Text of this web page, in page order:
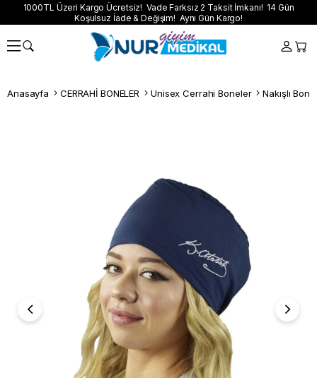
1000TL Üzeri Kargo Ücretsiz! Vade Farksız 2 Taksit İmkanı! 14 Gün
Koşulsuz İade & Değişim! Aynı Gün Kargo!
Anasayfa CERRAHİ BONELER Unisex Cerrahi Boneler Nakışlı